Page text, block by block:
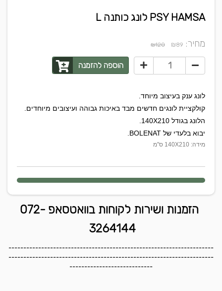
PSY HAMSA לונג כותנה L
מחיר: ₪89
₪120
הוספה להזמנה
לונג ענק בעיצוב מיוחד.
קולקציית לונגים חדשים מבד באיכות גבוהה ועיצובים מיוחדים.
הלונג בגודל 140X210.
יבוא בלעדי של BOLENAT.
מידה: 140X210 ס"מ
הזמנות ושירות לקוחות בוואטסאפ 072-
3264144
---------------------------------------------------------------------
---------------------------------------------------------------------
----------------------------